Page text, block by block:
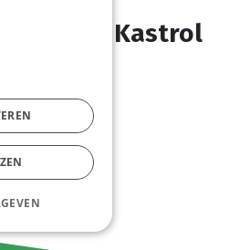
Mossel Kastrol